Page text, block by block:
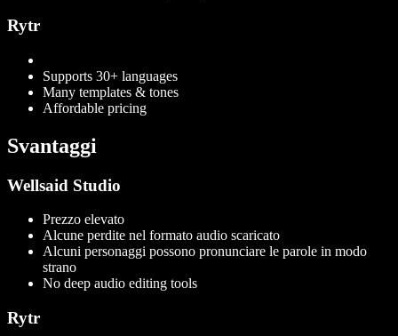
Rytr
Supports 30+ languages
Many templates & tones
Affordable pricing
Svantaggi
Wellsaid Studio
Prezzo elevato
Alcune perdite nel formato audio scaricato
Alcuni personaggi possono pronunciare le parole in modo
strano
No deep audio editing tools
Rytr